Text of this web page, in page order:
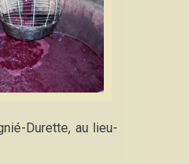
Durette, au lieu-